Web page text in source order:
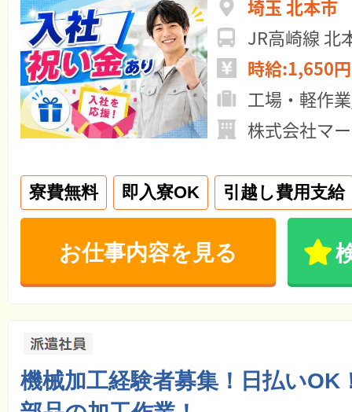
埼玉 北本市
時給:1,650
工場・軽作
株式会社マ
寮費無料 即入寮OK 引越し費用支給
お仕事内容を見る
機械加工経験者募集！日払いOK